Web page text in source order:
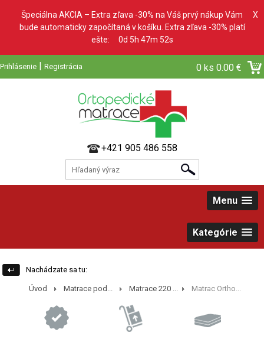
Špeciálna AKCIA – Extra zľava -30% na Váš prvý nákup Vám
bude automaticky započítaná v košíku. Extra zľava -30% platí
ešte: 0d 5h 47m 51s
X
Prihlásenie | Registrácia 0 ks 0.00 €
+421 905 486 558
Menu
Kategórie
Nachádzate sa tu:
Úvod Matrace pod... Matrace 220 ... Matrac Ortho...